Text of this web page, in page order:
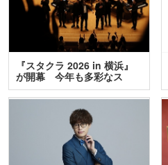
『スタクラ 2026 in 横浜』
が開幕 今年も多彩なス
テ…